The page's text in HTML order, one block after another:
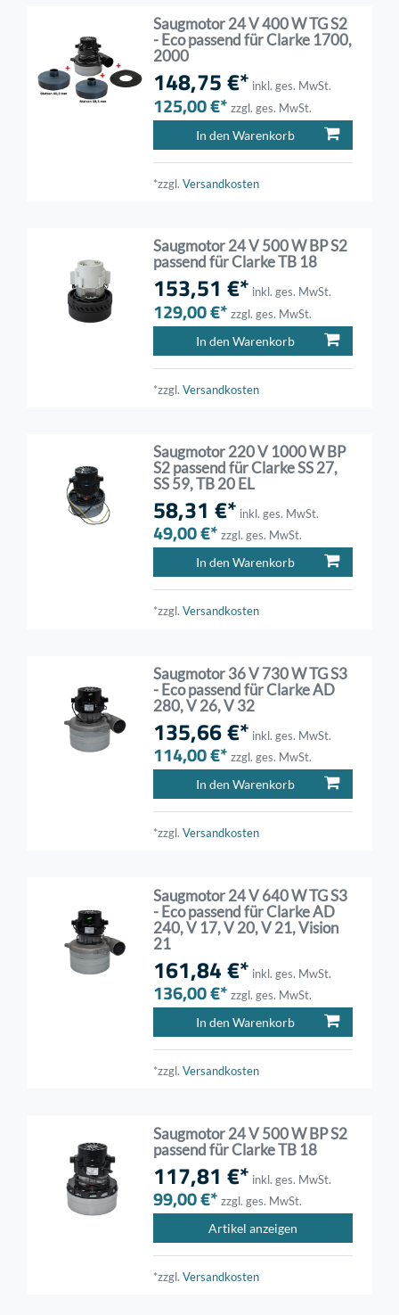
Saugmotor 24 V 400 W TG S2
- Eco passend für Clarke 1700,
2000
148,75 €* inkl. ges. MwSt.
125,00 €* zzgl. ges. MwSt.
In den Warenkorb
*zzgl.Versandkosten
Saugmotor 24 V 500 W BP S2
passend für Clarke TB 18
153,51 €* inkl. ges. MwSt.
129,00 €* zzgl. ges. MwSt.
In den Warenkorb
*zzgl.Versandkosten
Saugmotor 220 V 1000 W BP
S2 passend für Clarke SS 27,
SS 59, TB 20 EL
58,31 €* inkl. ges. MwSt.
49,00 €* zzgl. ges. MwSt.
In den Warenkorb
*zzgl.Versandkosten
Saugmotor 36 V 730 W TG S3
- Eco passend für Clarke AD
280, V 26, V 32
135,66 €* inkl. ges. MwSt.
114,00 €* zzgl. ges. MwSt.
In den Warenkorb
*zzgl.Versandkosten
Saugmotor 24 V 640 W TG S3
- Eco passend für Clarke AD
240, V 17, V 20, V 21, Vision
21
161,84 €* inkl. ges. MwSt.
136,00 €* zzgl. ges. MwSt.
In den Warenkorb
*zzgl.Versandkosten
Saugmotor 24 V 500 W BP S2
passend für Clarke TB 18
117,81 €* inkl. ges. MwSt.
99,00 €* zzgl. ges. MwSt.
Artikel anzeigen
*zzgl.Versandkosten